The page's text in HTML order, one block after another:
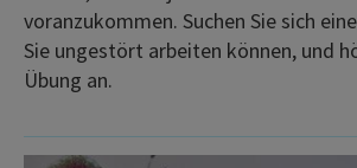
voranzukommen. Suchen Sie sich
Sie ungestört arbeiten können, und
Übung an.